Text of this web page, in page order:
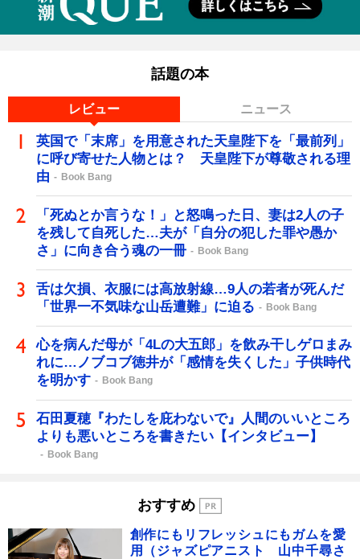
話題の本
レビュー ニュース
英国で「末席」を用意された天皇陛下を「最前列」
に呼び寄せた人物とは？ 天皇陛下が尊敬される理
由
Book Bang
「死ぬとか言うな！」と怒鳴った日、妻は2人の子
を残して自死した…夫が「自分の犯した罪や愚か
さ」に向き合う魂の一冊
Book Bang
舌は欠損、衣服には高放射線…9人の若者が死んだ
「世界一不気味な山岳遭難」に迫る
Book Bang
心を病んだ母が「4Lの大五郎」を飲み干しゲロまみ
れに…ノブコブ徳井が「感情を失くした」子供時代
を明かす
Book Bang
石田夏穂『わたしを庇わないで』人間のいいところ
よりも悪いところを書きたい【インタビュー】
Book Bang
おすすめ
創作にもリフレッシュにもガムを愛
用（ジャズピアニスト 山中千尋さ